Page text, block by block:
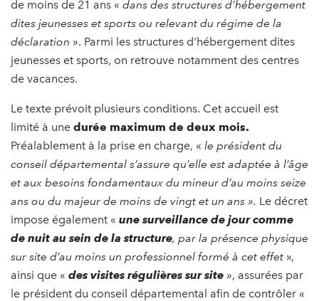
de moins de 21 ans « dans des structures d’hébergement
dites jeunesses et sports ou relevant du régime de la
déclaration ». Parmi les structures d'hébergement dites
jeunesses et sports, on retrouve notamment des centres
de vacances.
Le texte prévoit plusieurs conditions. Cet accueil est
limité à une durée maximum de deux mois.
Préalablement à la prise en charge, « le président du
conseil départemental s’assure qu’elle est adaptée à l’âge
et aux besoins fondamentaux du mineur d’au moins seize
ans ou du majeur de moins de vingt et un ans ». Le décret
impose également « une surveillance de jour comme
de nuit au sein de la structure, par la présence physique
sur site d’au moins un professionnel formé à cet effet »,
ainsi que « des visites régulières sur site », assurées par
le président du conseil départemental afin de contrôler «